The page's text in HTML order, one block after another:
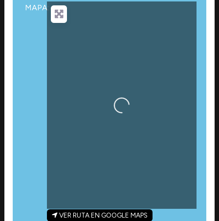
MAPA:
Cargando…
VER RUTA EN GOOGLE MAPS